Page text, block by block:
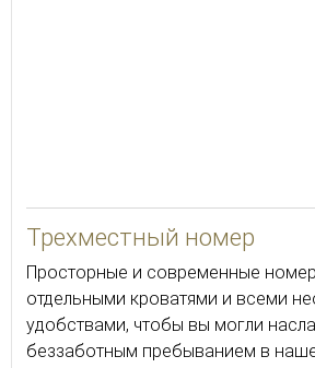
Трехместный номер
Просторные и современные
отдельными кроватями и всеми
удобствами, чтобы вы могли
беззаботным пребыванием в